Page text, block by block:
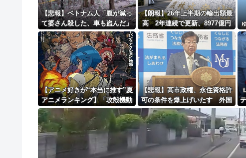
日本旅行キャンセルすべきか…1万年ぶり史上最大級
更新中止のお知らせ
海外「おめでとうタキ！」リヴァプール南野がバース
【悲報】ベトナム人「腹が減っ
て婆さん殺した、車も盗んだ」
【朗報】26年上半期の輸出額最
高 2年連続で更新、8977億円
農水省「インバウンドの増加に
伴い、日本食の認知度が向上」
【アニメ好きが“本当に推す”夏
アニメランキング】「攻殻機動
隊」「天幕のジャードゥーガ
ル」「無職転生」が上位争い
【悲報】高市政権、永住資格許
可の条件を爆上げいたす 外国
人さん「もう日本ええわ・・」